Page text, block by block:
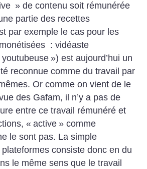
» de contenu soit rémunérée
partie des recettes
par exemple le cas pour les
: vidéaste
youtubeuse ») est aujourd’hui un
reconnue comme du travail par
Or comme on vient de le
des Gafam, il n’y a pas de
entre ce travail rémunéré et
« active » comme
le sont pas. La simple
consiste donc en du
le même sens que le travail